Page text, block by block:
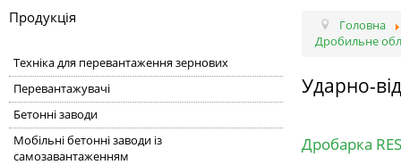
Продукція
Техніка для перевантаження зернових
Перевантажувачі
Бетонні заводи
Мобільні бетонні заводи із
самозавантаженням
Головна
Дробильне
Ударно-
Дробарка